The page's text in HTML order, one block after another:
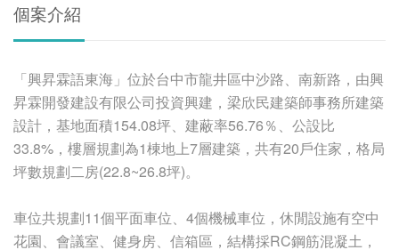
個案介紹
「興昇霖語東海」位於台中市龍井區中沙路、南新路，由興
昇霖開發建設有限公司投資興建，梁欣民建築師事務所建築
設計，基地面積154.08坪、建蔽率56.76％、公設比
33.8%，樓層規劃為1棟地上7層建築，共有20戶住家，格局
坪數規劃二房(22.8~26.8坪)。
車位共規劃11個平面車位、4個機械車位，休閒設施有空中
花園、會議室、健身房、信箱區，結構採RC鋼筋混凝土，